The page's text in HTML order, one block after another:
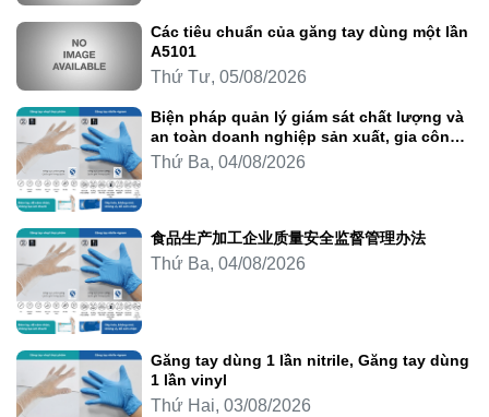
Các tiêu chuẩn của găng tay dùng một lần
A5101
Thứ Tư, 05/08/2026
Biện pháp quản lý giám sát chất lượng và
an toàn doanh nghiệp sản xuất, gia công
thực phẩm
Thứ Ba, 04/08/2026
食品生产加工企业质量安全监督管理办法
Thứ Ba, 04/08/2026
Găng tay dùng 1 lần nitrile, Găng tay dùng
1 lần vinyl
Thứ Hai, 03/08/2026